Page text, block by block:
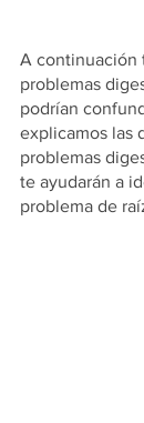
A continuación
problemas
podrían
explicamos las
problemas
te ayudarán a
problema de